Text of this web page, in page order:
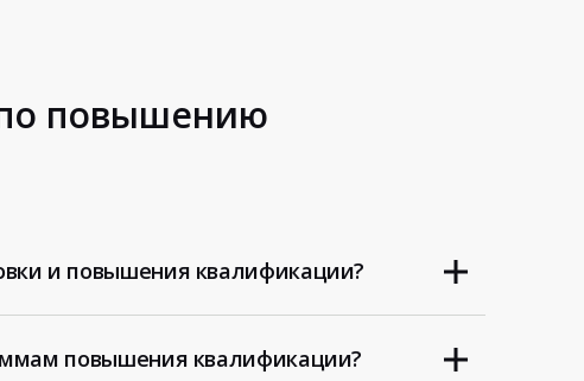
повышению
и повышения квалификации?
повышения квалификации?